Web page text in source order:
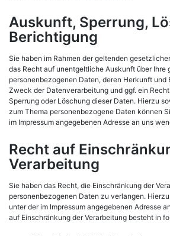
Auskunft, Sperrung,
Berichtigung
Sie haben im Rahmen der geltenden
das Recht auf unentgeltliche Auskunft über Ihre
personenbezogenen Daten, deren Herkunft und
Zweck der Datenverarbeitung und ggf. ein
Sperrung oder Löschung dieser Daten. Hierzu
zum Thema personenbezogene Daten können
im Impressum angegebenen Adresse an uns
Recht auf
Verarbeitung
Sie haben das Recht, die Einschränkung der
personenbezogenen Daten zu verlangen.
unter der im Impressum angegebenen Adresse
auf Einschränkung der Verarbeitung besteht in